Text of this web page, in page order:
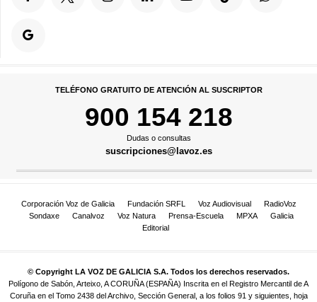
TELÉFONO GRATUITO DE ATENCIÓN AL SUSCRIPTOR
900 154 218
Dudas o consultas
suscripciones@lavoz.es
Corporación Voz de Galicia Fundación SRFL Voz Audiovisual
RadioVoz
Sondaxe
Canalvoz Voz Natura Prensa-Escuela MPXA
Galicia
Editorial
© Copyright LA VOZ DE GALICIA S.A. Todos los derechos reservados.
Polígono de Sabón, Arteixo, A CORUÑA (ESPAÑA) Inscrita en el Registro Mercantil de A
Coruña en el Tomo 2438 del Archivo, Sección General, a los folios 91 y siguientes, hoja